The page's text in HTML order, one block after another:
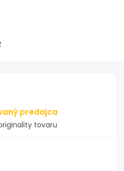
predajca
tovaru